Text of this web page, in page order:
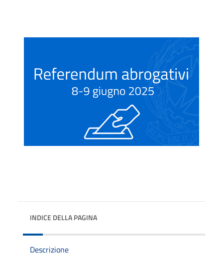
INDICE DELLA PAGINA
Descrizione